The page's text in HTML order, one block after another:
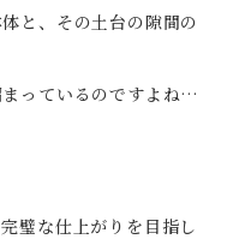
と、その土台の隙間の
っているのですよね…
璧な仕上がりを目指し